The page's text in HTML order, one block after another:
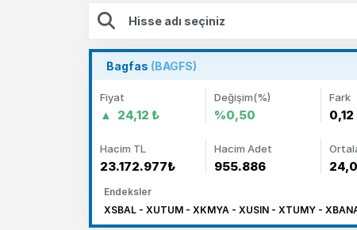
Bagfas (BAGFS)
Fiyat
24,12 ₺
Değişim(%)
%0,50
Fark
0,12
Hacim TL
23.172.977₺
Hacim Adet
955.886
Endeksler
XSBAL - XUTUM - XKMYA - XUSIN - XTUMY -